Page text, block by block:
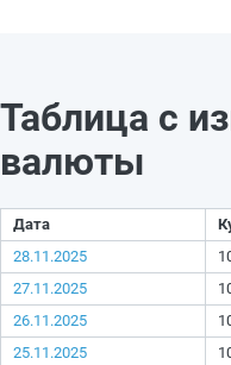
Таблица с
валюты
Дата
28.11.2025
27.11.2025
26.11.2025
25.11.2025